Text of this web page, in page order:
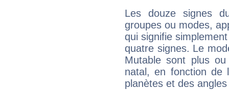
Les douze signes
groupes ou modes,
qui signifie
quatre signes. Le
Mutable sont plus
natal, en fonction de
planètes et des